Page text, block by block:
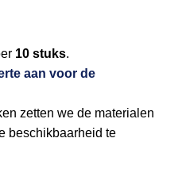
10 stuks.
aan voor de
zetten we de materialen
beschikbaarheid te